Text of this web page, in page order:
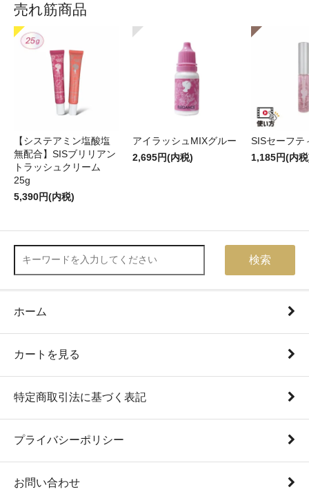
売れ筋商品
【システアミン塩酸塩
無配合】SISブリリアン
トラッシュクリーム
25g
5,390円(内税)
アイラッシュMIXグルー
2,695円(内税)
SISセーフテ
1,185円(内
検索
ホーム
カートを見る
特定商取引法に基づく表記
プライバシーポリシー
お問い合わせ